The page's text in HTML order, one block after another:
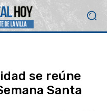
se reúne
Santa